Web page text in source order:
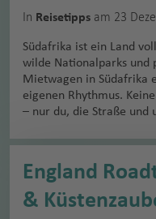
In Reisetipps am 23
Südafrika ist ein Land
wilde Nationalparks und
Mietwagen in Südafrika
eigenen Rhythmus.
– nur du, die Straße und
England
&